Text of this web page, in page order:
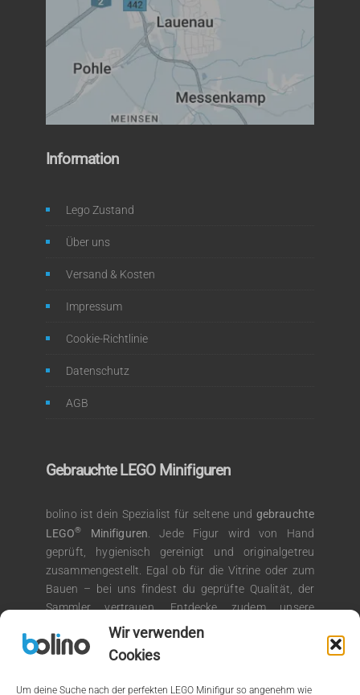
Wir verwenden
Cookies
Um deine Suche nach der perfekten LEGO Minifigur so angenehm wie
Information
Lego Zustand
Über uns
Versand & Kosten
Impressum
Cookie-Richtlinie
Datenschutz
AGB
Gebrauchte LEGO Minifiguren
bolino ist dein Spezialist für seltene und gebrauchte
LEGO® Minifiguren. Jede Figur wird von Hand
geprüft, hygienisch gereinigt und originalgetreu
zusammengestellt. Egal ob für die Vitrine oder zum
Bauen – bei uns findest du geprüfte Qualität, der
Sammler vertrauen. Entdecke zudem unsere
Auswahl an LEGO Kiloware für kreative
Bauprojekte.